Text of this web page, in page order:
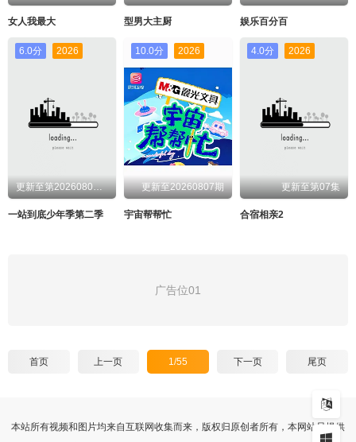
女人我最大 型男大主厨 娱乐百分百
6.0分 2026
更新至第20260807期
一站到底少年季第二季
10.0分 2026
更新至20260807期
宇宙帮帮忙
4.0分 2026
更新至第07集
合宿相亲2
广告位01
首页 上一页 1/55 下一页 尾页
本站所有视频和图片均来自互联网收集而来，版权归原创者所有，本网站只提供